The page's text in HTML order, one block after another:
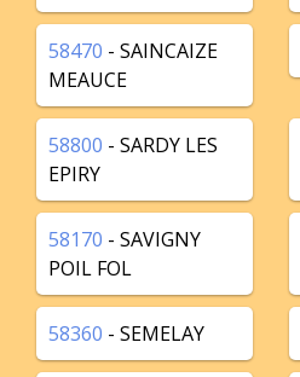
58470 - SAINCAIZE
MEAUCE
58800 - SARDY LES
EPIRY
58170 - SAVIGNY
POIL FOL
58360 - SEMELAY